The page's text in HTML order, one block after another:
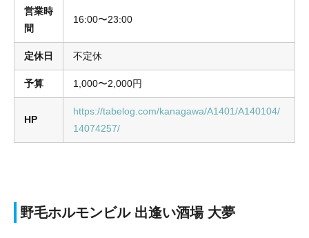
営業時
間
16:00〜23:00
定休日 不定休
予算 1,000〜2,000円
HP
https://tabelog.com/kanagawa/A1401/A140104/
14074257/
野毛ホルモンビル 出逢い酒場 大夢